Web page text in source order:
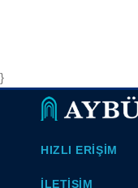
}
HIZLI ERIŞIM
İLETIŞIM